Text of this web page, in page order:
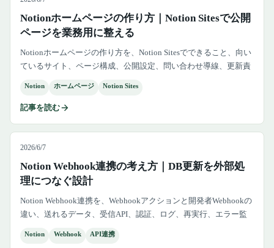
Notionホームページの作り方｜Notion Sitesで公開
ページを業務用に整える
Notionホームページの作り方を、Notion Sitesでできること、向い
ているサイト、ページ構成、公開設定、問い合わせ導線、更新責
Notion ホームページ Notion Sites
記事を読む
2026/6/7
Notion Webhook連携の考え方｜DB更新を外部処
理につなぐ設計
Notion Webhook連携を、Webhookアクションと開発者Webhookの
違い、送れるデータ、受信API、認証、ログ、再実行、エラー監
Notion Webhook API連携